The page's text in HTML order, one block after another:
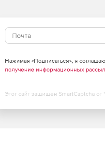
V2 со стандартной
Нажимая «Подписаться», я
получение информационных
Этот сайт защищен SmartCaptcha от